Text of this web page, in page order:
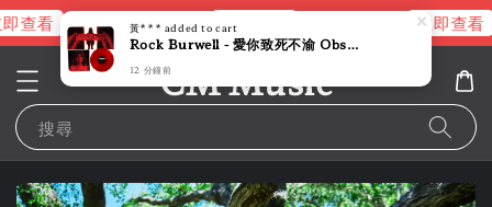
查看 進擊的巨人片頭曲 立即查看 立即查看
CM Music
搜尋
黃*** added to cart
Rock Burwell - 愛你致死不渝 Obsession 【紅色彩膠】（黑膠唱片 LP）
12 分鐘前